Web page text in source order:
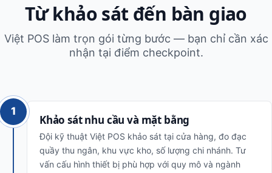
Từ khảo sát đến bàn giao
Việt POS làm trọn gói từng bước — bạn chỉ cần xác
nhận tại điểm checkpoint.
1
Khảo sát nhu cầu và mặt bằng
Đội kỹ thuật Việt POS khảo sát tại cửa hàng, đo đạc
quầy thu ngân, khu vực kho, số lượng chi nhánh. Tư
vấn cấu hình thiết bị phù hợp với quy mô và ngành